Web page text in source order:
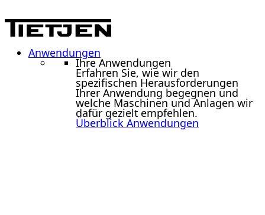
Anwendungen
Ihre Anwendungen
Erfahren Sie, wie wir den
spezifischen Herausforderungen
Ihrer Anwendung begegnen und
welche Maschinen und Anlagen wir
dafür gezielt empfehlen.
Überblick Anwendungen